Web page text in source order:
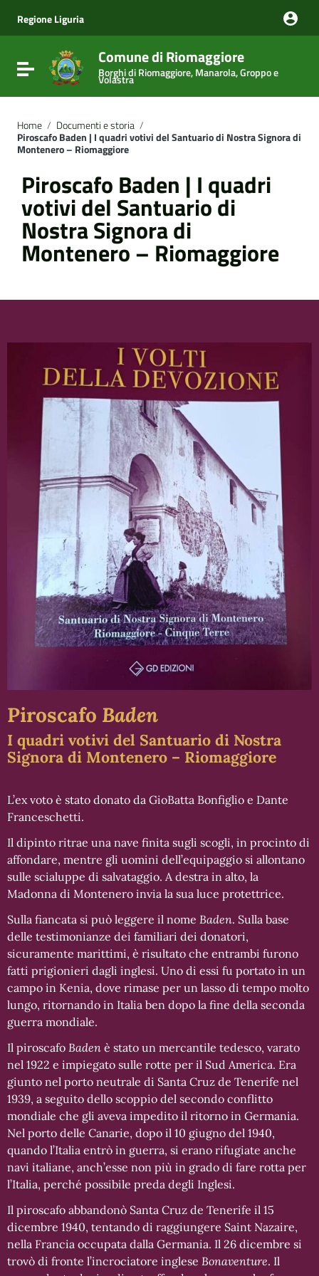
Vai al menu di navigazione
Vai al footer
Regione Liguria
Attiva / disattiva la navigazione
Comune di Riomaggiore
Borghi di Riomaggiore, Manarola, Groppo e
Volastra
Home / Documenti e storia /
Piroscafo Baden | I quadri votivi del Santuario di Nostra Signora di
Montenero – Riomaggiore
Piroscafo Baden | I quadri
votivi del Santuario di
Nostra Signora di
Montenero – Riomaggiore
Piroscafo Baden
I quadri votivi del Santuario di Nostra
Signora di Montenero – Riomaggiore
L’ex voto è stato donato da GioBatta Bonfiglio e Dante
Franceschetti.
Il dipinto ritrae una nave finita sugli scogli, in procinto di
affondare, mentre gli uomini dell’equipaggio si allontano
sulle scialuppe di salvataggio. A destra in alto, la
Madonna di Montenero invia la sua luce protettrice.
Sulla fiancata si può leggere il nome Baden. Sulla base
delle testimonianze dei familiari dei donatori,
sicuramente marittimi, è risultato che entrambi furono
fatti prigionieri dagli inglesi. Uno di essi fu portato in un
campo in Kenia, dove rimase per un lasso di tempo molto
lungo, ritornando in Italia ben dopo la fine della seconda
guerra mondiale.
Il piroscafo Baden è stato un mercantile tedesco, varato
nel 1922 e impiegato sulle rotte per il Sud America. Era
giunto nel porto neutrale di Santa Cruz de Tenerife nel
1939, a seguito dello scoppio del secondo conflitto
mondiale che gli aveva impedito il ritorno in Germania.
Nel porto delle Canarie, dopo il 10 giugno del 1940,
quando l’Italia entrò in guerra, si erano rifugiate anche
navi italiane, anch’esse non più in grado di fare rotta per
l’Italia, perché possibile preda degli Inglesi.
Il piroscafo abbandonò Santa Cruz de Tenerife il 15
dicembre 1940, tentando di raggiungere Saint Nazaire,
nella Francia occupata dalla Germania. Il 26 dicembre si
trovò di fronte l’incrociatore inglese Bonaventure. Il